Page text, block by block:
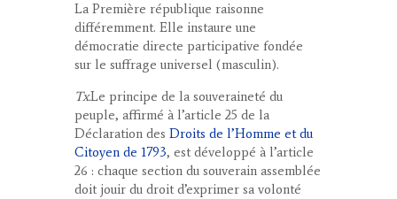
La Première république raisonne
différemment. Elle instaure une
démocratie directe participative fondée
sur le suffrage universel (masculin).
Tx.Le principe de la souveraineté du
peuple, affirmé à l’article 25 de la
Déclaration des Droits de l’Homme et du
Citoyen de 1793, est développé à l’article
26 : chaque section du souverain assemblée
doit jouir du droit d’exprimer sa volonté